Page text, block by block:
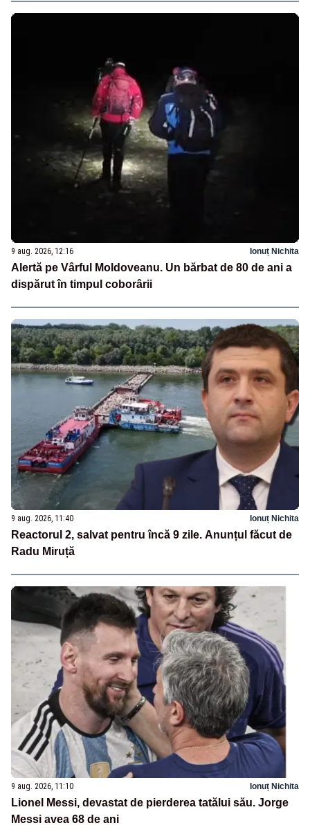
9 aug. 2026, 12:16 Ionuț Nichita
Alertă pe Vârful Moldoveanu. Un bărbat de 80 de ani a
dispărut în timpul coborârii
9 aug. 2026, 11:40 Ionuț Nichita
Reactorul 2, salvat pentru încă 9 zile. Anunțul făcut de
Radu Miruță
9 aug. 2026, 11:10 Ionuț Nichita
Lionel Messi, devastat de pierderea tatălui său. Jorge
Messi avea 68 de ani